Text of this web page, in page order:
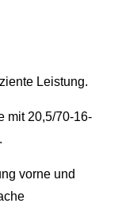
Leistung.
mit 20,5/70-16-
vorne und